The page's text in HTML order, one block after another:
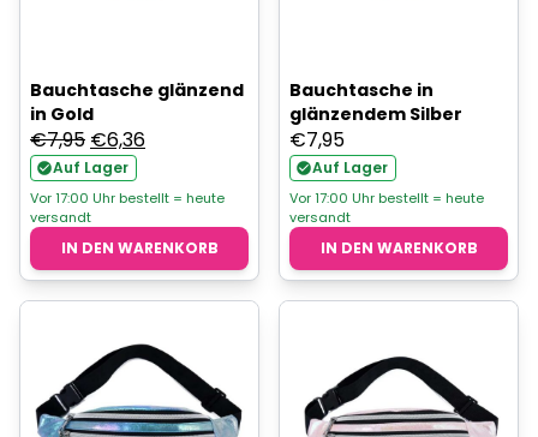
Bauchtasche glänzend
in Gold
€7,95 Ursprünglicher
Preis
war:
€7,95
€6,36Aktueller
ist:
€6,36.
Auf Lager
Vor 17:00 Uhr bestellt = heute
versandt
IN DEN WARENKORB
Bauchtasche in
glänzendem Silber
€7,95
Auf Lager
Vor 17:00 Uhr bestellt = heute
versandt
IN DEN WARENKORB